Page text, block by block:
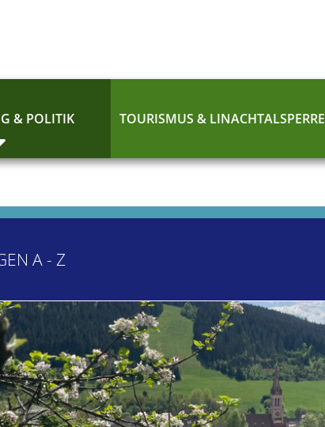
& POLITIK TOURISMUS & LINACHTALSPERRE
A - Z